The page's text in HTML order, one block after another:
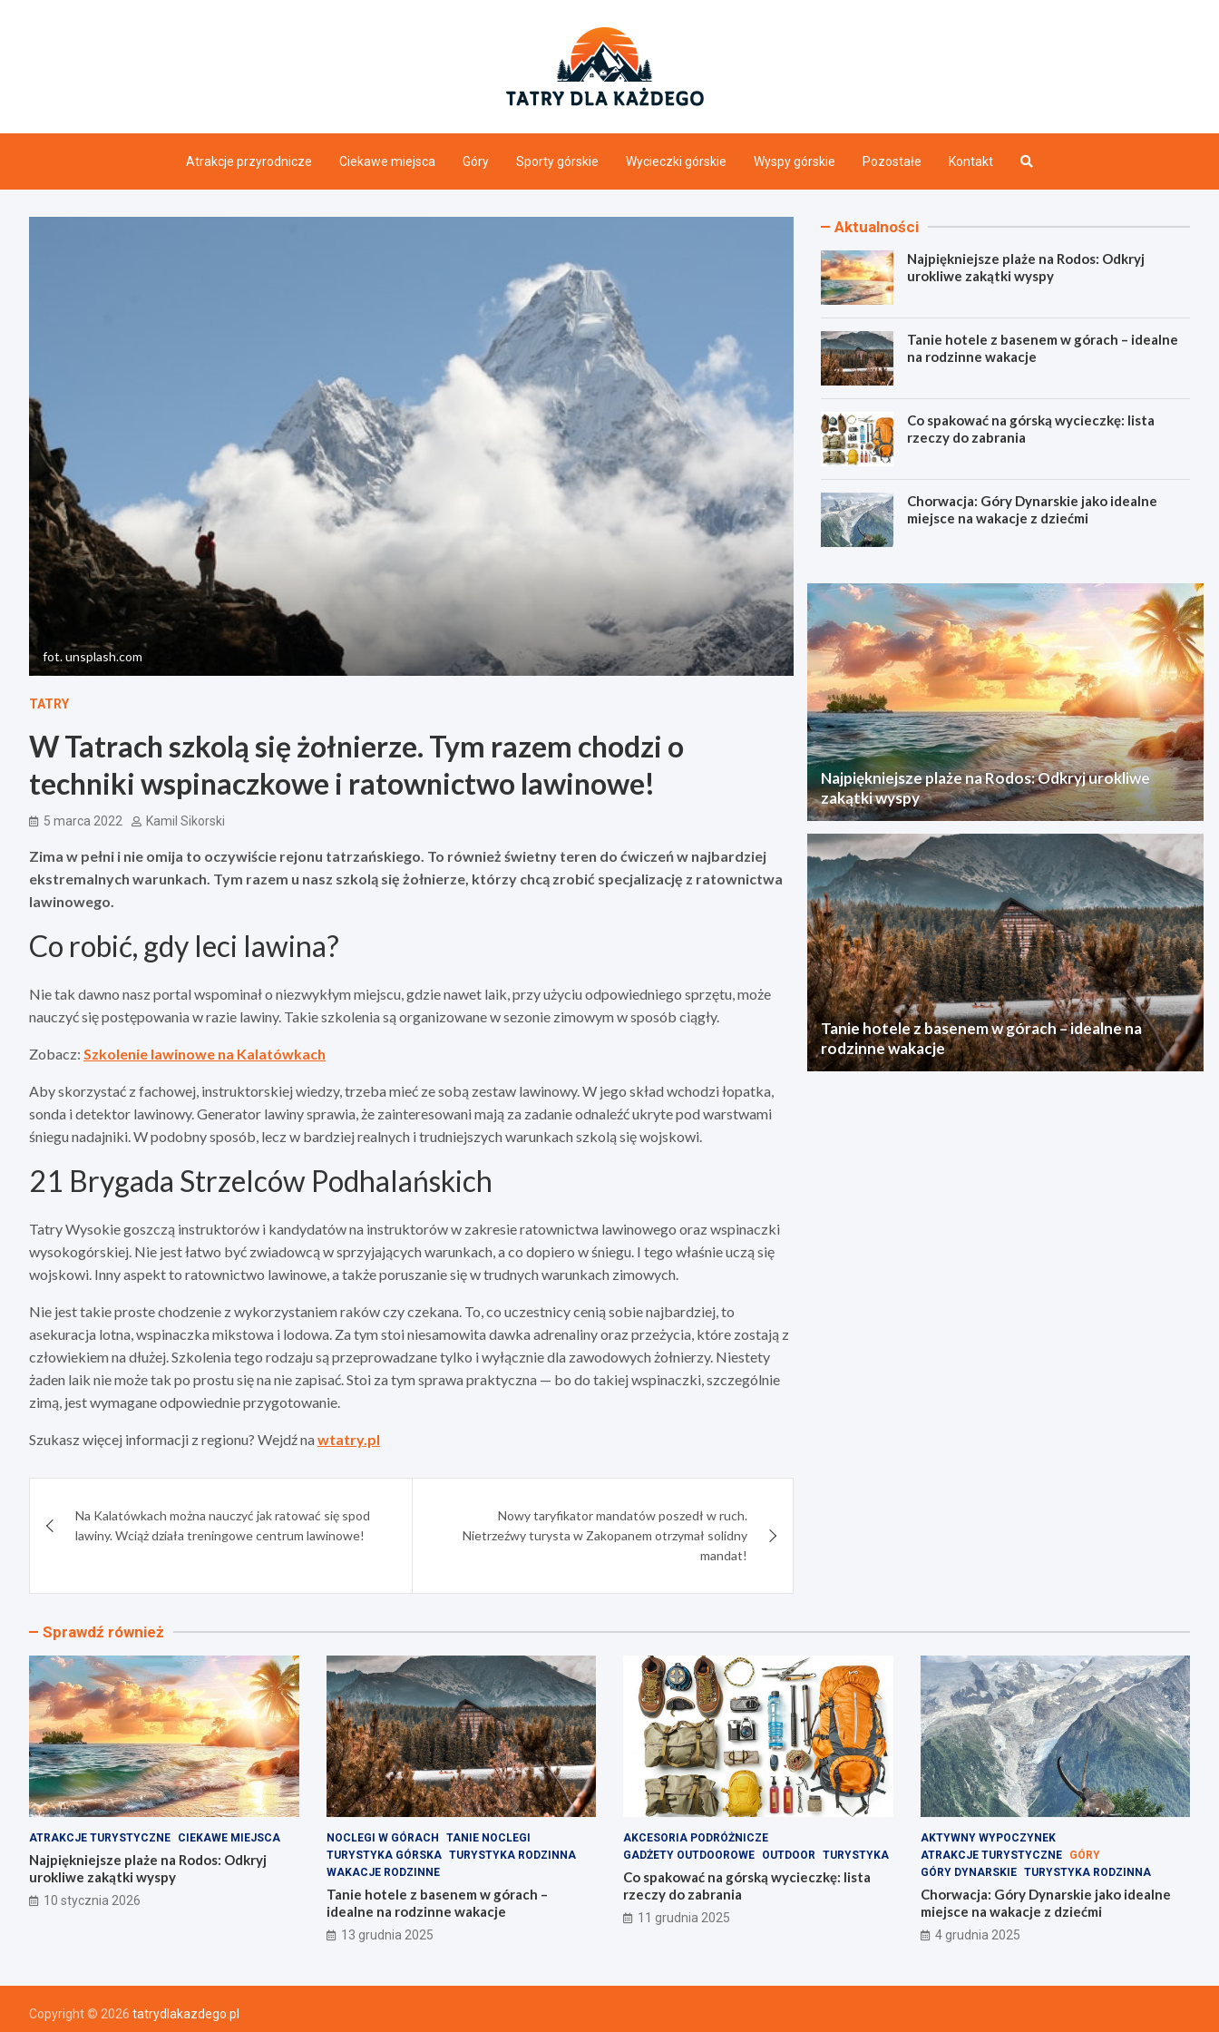
Atrakcje przyrodnicze Ciekawe miejsca Góry Sporty górskie Wycieczki górskie Wyspy górskie Pozostałe Kontakt
fot. unsplash.com
TATRY
W Tatrach szkolą się żołnierze. Tym razem chodzi o
techniki wspinaczkowe i ratownictwo lawinowe!
5 marca 2022 Kamil Sikorski
Zima w pełni i nie omija to oczywiście rejonu tatrzańskiego. To również świetny teren do ćwiczeń w najbardziej
ekstremalnych warunkach. Tym razem u nasz szkolą się żołnierze, którzy chcą zrobić specjalizację z ratownictwa
lawinowego.
Co robić, gdy leci lawina?
Nie tak dawno nasz portal wspominał o niezwykłym miejscu, gdzie nawet laik, przy użyciu odpowiedniego sprzętu, może
nauczyć się postępowania w razie lawiny. Takie szkolenia są organizowane w sezonie zimowym w sposób ciągły.
Zobacz: Szkolenie lawinowe na Kalatówkach
Aby skorzystać z fachowej, instruktorskiej wiedzy, trzeba mieć ze sobą zestaw lawinowy. W jego skład wchodzi łopatka,
sonda i detektor lawinowy. Generator lawiny sprawia, że zainteresowani mają za zadanie odnaleźć ukryte pod warstwami
śniegu nadajniki. W podobny sposób, lecz w bardziej realnych i trudniejszych warunkach szkolą się wojskowi.
21 Brygada Strzelców Podhalańskich
Tatry Wysokie goszczą instruktorów i kandydatów na instruktorów w zakresie ratownictwa lawinowego oraz wspinaczki
wysokogórskiej. Nie jest łatwo być zwiadowcą w sprzyjających warunkach, a co dopiero w śniegu. I tego właśnie uczą się
wojskowi. Inny aspekt to ratownictwo lawinowe, a także poruszanie się w trudnych warunkach zimowych.
Nie jest takie proste chodzenie z wykorzystaniem raków czy czekana. To, co uczestnicy cenią sobie najbardziej, to
asekuracja lotna, wspinaczka mikstowa i lodowa. Za tym stoi niesamowita dawka adrenaliny oraz przeżycia, które zostają z
człowiekiem na dłużej. Szkolenia tego rodzaju są przeprowadzane tylko i wyłącznie dla zawodowych żołnierzy. Niestety
żaden laik nie może tak po prostu się na nie zapisać. Stoi za tym sprawa praktyczna — bo do takiej wspinaczki, szczególnie
zimą, jest wymagane odpowiednie przygotowanie.
Szukasz więcej informacji z regionu? Wejdź nawtatry.pl
wpisuNa Kalatówkach można nauczyć jak ratować się spod
lawiny. Wciąż działa treningowe centrum lawinowe!
Nowy taryfikator mandatów poszedł w ruch.
Nietrzeźwy turysta w Zakopanem otrzymał solidny
mandat!
Aktualności
Najpiękniejsze plaże na Rodos: Odkryj
urokliwe zakątki wyspy
Tanie hotele z basenem w górach – idealne
na rodzinne wakacje
Co spakować na górską wycieczkę: lista
rzeczy do zabrania
Chorwacja: Góry Dynarskie jako idealne
miejsce na wakacje z dziećmi
Najpiękniejsze plaże na Rodos: Odkryj urokliwe
zakątki wyspy
Tanie hotele z basenem w górach – idealne na
rodzinne wakacje
Sprawdź również
ATRAKCJE TURYSTYCZNE CIEKAWE MIEJSCA
Najpiękniejsze plaże na Rodos: Odkryj
urokliwe zakątki wyspy
10 stycznia 2026
NOCLEGI W GÓRACH
TANIE NOCLEGI
TURYSTYKA GÓRSKA
TURYSTYKA RODZINNA
WAKACJE RODZINNE
Tanie hotele z basenem w górach –
idealne na rodzinne wakacje
13 grudnia 2025
AKCESORIA PODRÓŻNICZE
GADŻETY OUTDOOROWE
OUTDOOR TURYSTYKA
Co spakować na górską wycieczkę: lista
rzeczy do zabrania
11 grudnia 2025
AKTYWNY WYPOCZYNEK
ATRAKCJE TURYSTYCZNE
GÓRY
GÓRY DYNARSKIE
TURYSTYKA RODZINNA
Chorwacja: Góry Dynarskie jako idealne
miejsce na wakacje z dziećmi
4 grudnia 2025
Copyright © 2026 tatrydlakazdego.pl